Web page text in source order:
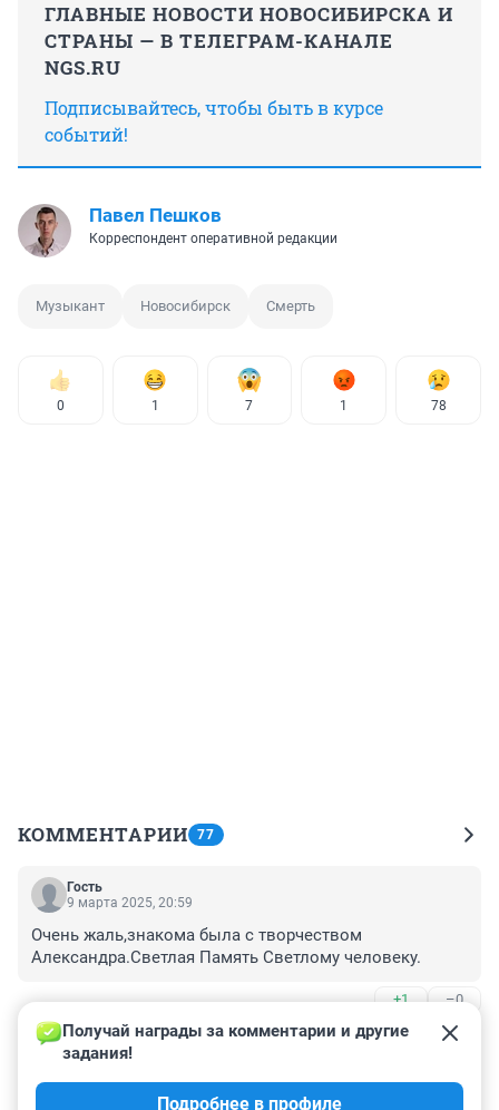
ГЛАВНЫЕ НОВОСТИ НОВОСИБИРСКА И
СТРАНЫ — В ТЕЛЕГРАМ-КАНАЛЕ
NGS.RU
Подписывайтесь, чтобы быть в курсе
событий!
Павел Пешков
Корреспондент оперативной редакции
Музыкант Новосибирск Смерть
0 1 7 1 78
КОММЕНТАРИИ 77
Гость
9 марта 2025, 20:59
Очень жаль,знакома была с творчеством
Александра.Светлая Память Светлому человеку.
+1 –0
Гость
6 марта 2025, 11:17
пора снижать пенсионный возраст для мужчин.
очень рано стали уходить
Получай награды за комментарии и другие
задания!
Подробнее в профиле